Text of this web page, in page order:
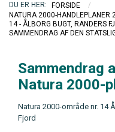
FORSIDE
/
NATURA 2000-HANDLEPLANER
14 - ÅLBORG BUGT, RANDERS
SAMMENDRAG AF DEN
Sammendrag
Natura 2000-
Natura 2000-område nr. 14
Fjord